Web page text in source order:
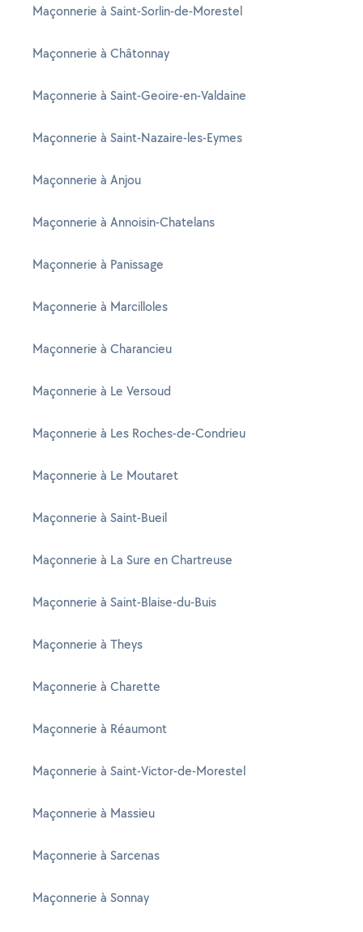
Maçonnerie à Saint-Sorlin-de-Morestel
Maçonnerie à Châtonnay
Maçonnerie à Saint-Geoire-en-Valdaine
Maçonnerie à Saint-Nazaire-les-Eymes
Maçonnerie à Anjou
Maçonnerie à Annoisin-Chatelans
Maçonnerie à Panissage
Maçonnerie à Marcilloles
Maçonnerie à Charancieu
Maçonnerie à Le Versoud
Maçonnerie à Les Roches-de-Condrieu
Maçonnerie à Le Moutaret
Maçonnerie à Saint-Bueil
Maçonnerie à La Sure en Chartreuse
Maçonnerie à Saint-Blaise-du-Buis
Maçonnerie à Theys
Maçonnerie à Charette
Maçonnerie à Réaumont
Maçonnerie à Saint-Victor-de-Morestel
Maçonnerie à Massieu
Maçonnerie à Sarcenas
Maçonnerie à Sonnay